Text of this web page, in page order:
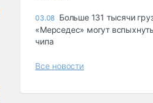
03.08 Больше 131 тысячи
«Мерседес» могут
чипа
Все новости